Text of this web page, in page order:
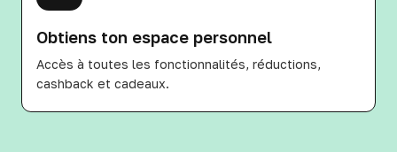
Obtiens ton espace personnel
Accès à toutes les fonctionnalités, réductions,
cashback et cadeaux.